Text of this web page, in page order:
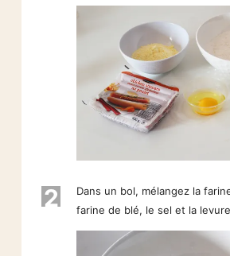
2
Dans un bol, mélangez la
farine de blé, le sel et la